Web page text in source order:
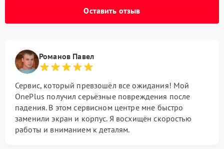
Оставить отзыв
Романов Павел
Сервис, который превзошёл все ожидания! Мой
OnePlus получил серьёзные повреждения после
падения. В этом сервисном центре мне быстро
заменили экран и корпус. Я восхищён скоростью
работы и вниманием к деталям.